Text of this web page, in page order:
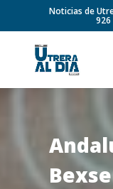
Noticias de
926